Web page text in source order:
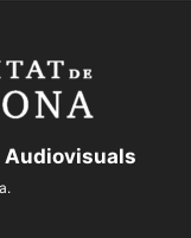
Audiovisuals